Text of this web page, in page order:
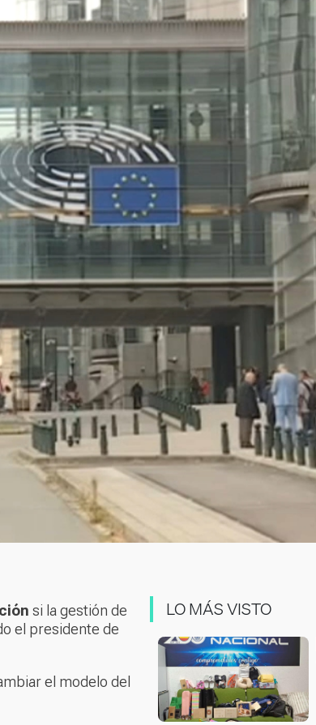
si la gestión de
el presidente de
el modelo del
LO MÁS VISTO